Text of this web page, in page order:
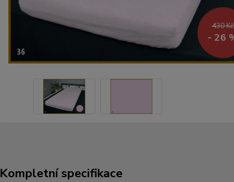
430 Kč
- 26
Kompletní specifikace